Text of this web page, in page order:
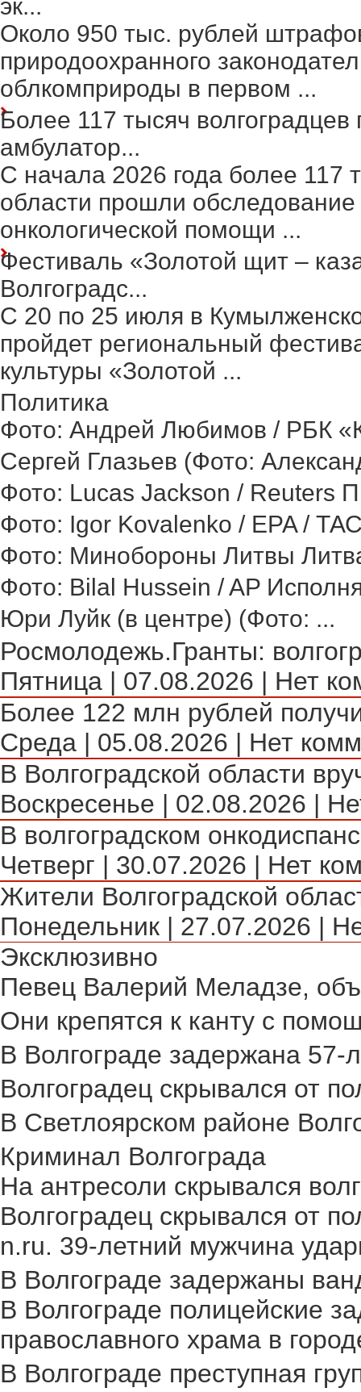
эк...
Около 950 тыс. рублей
природоохранного
облкомприроды в первом ...
Более 117 тысяч
амбулатор...
С начала 2026 года более 117
области прошли
онкологической помощи ...
Фестиваль «Золотой щит –
Волгоградс...
С 20 по 25 июля в
пройдет региональный
культуры «Золотой ...
Политика
Фото: Андрей Любимов / РБК
Сергей Глазьев (Фото:
Фото: Lucas Jackson / Reuters
Фото: Igor Kovalenko / EPA /
Фото: Минобороны Литвы
Фото: Bilal Hussein / AP
Юри Луйк (в центре) (Фото: ...
Росмолодежь.Гранты:
Пятница | 07.08.2026 | Нет
Более 122 млн рублей
Среда | 05.08.2026 | Нет
В Волгоградской области
Воскресенье | 02.08.2026 |
В волгоградском
Четверг | 30.07.2026 | Нет
Жители Волгоградской
Понедельник | 27.07.2026 |
Эксклюзивно
Певец Валерий Меладзе,
Они крепятся к канту с
В Волгограде задержана 57-
Волгоградец скрывался от
В Светлоярском районе
Криминал Волгограда
На антресоли скрывался
Волгоградец скрывался от
n.ru. 39-летний мужчина
В Волгограде задержаны
В Волгограде полицейские
православного храма в
В Волгограде преступная